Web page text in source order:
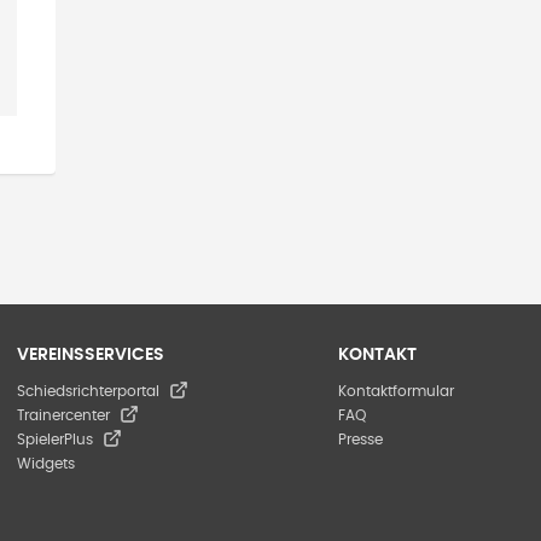
VEREINSSERVICES
Schiedsrichterportal
Trainercenter
SpielerPlus
Widgets
KONTAKT
Kontaktformular
FAQ
Presse